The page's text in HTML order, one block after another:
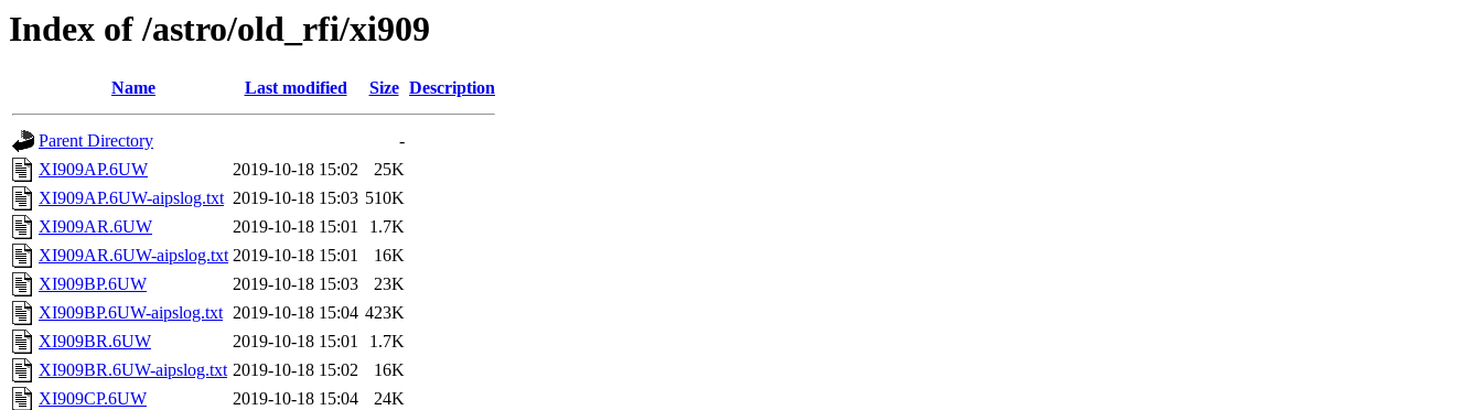
Index of /astro/old_rfi/xi909
Name Last modified Size Description
Parent Directory
-
XI909AP.6UW
2019-10-18 15:02
25K
XI909AP.6UW-aipslog.txt 2019-10-18 15:03 510K
XI909AR.6UW
2019-10-18 15:01
1.7K
XI909AR.6UW-aipslog.txt 2019-10-18 15:01
16K
XI909BP.6UW
2019-10-18 15:03
23K
XI909BP.6UW-aipslog.txt 2019-10-18 15:04 423K
XI909BR.6UW
2019-10-18 15:01
1.7K
XI909BR.6UW-aipslog.txt 2019-10-18 15:02
16K
XI909CP.6UW
2019-10-18 15:04
24K